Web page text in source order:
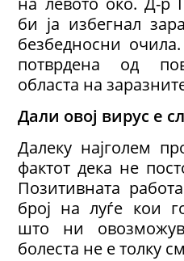
би ја избегнал
безбедносни
потврдена од
областа на
Дали овој вирус е
Далеку најголем
фактот дека не
Позитивната
број на луѓе кои
што ни
болеста не е толку